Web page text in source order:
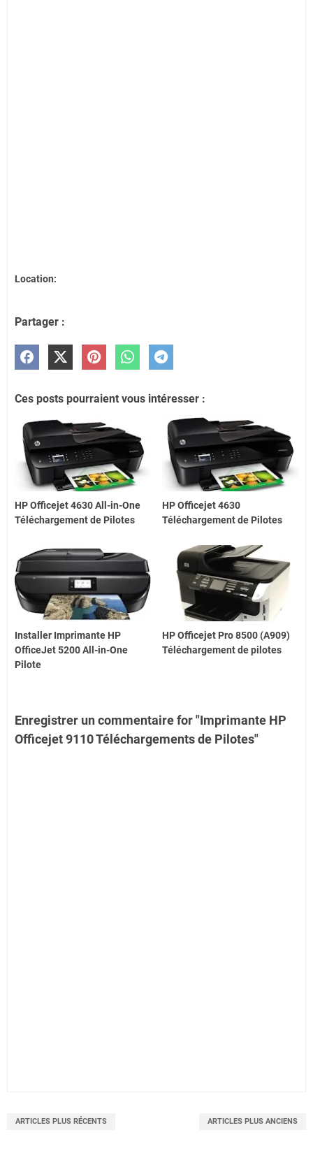
Location:
Partager :
Ces posts pourraient vous intéresser :
HP Officejet 4630 All-in-One
Téléchargement de Pilotes
HP Officejet 4630
Téléchargement de Pilotes
Installer Imprimante HP
OfficeJet 5200 All-in-One
Pilote
HP Officejet Pro 8500 (A909)
Téléchargement de pilotes
Enregistrer un commentaire for "Imprimante HP
Officejet 9110 Téléchargements de Pilotes"
ARTICLES PLUS RÉCENTS ARTICLES PLUS ANCIENS